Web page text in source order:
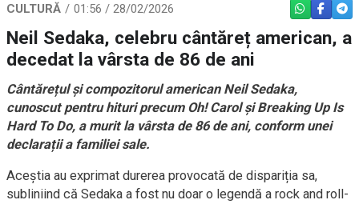
CULTURĂ 01:56 / 28/02/2026 WHATSAPP
Neil Sedaka, celebru cântăreț american, a
decedat la vârsta de 86 de ani
Cântărețul și compozitorul american Neil Sedaka,
cunoscut pentru hituri precum Oh! Carol și Breaking Up Is
Hard To Do, a murit la vârsta de 86 de ani, conform unei
declarații a familiei sale.
Aceștia au exprimat durerea provocată de dispariția sa,
subliniind că Sedaka a fost nu doar o legendă a rock and roll-